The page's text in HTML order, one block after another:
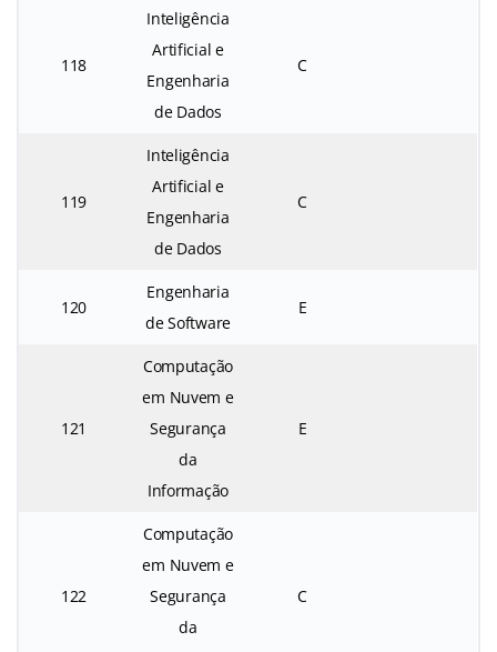
118
Inteligência
Artificial e
Engenharia
de Dados
C
119
Inteligência
Artificial e
Engenharia
de Dados
C
120
Engenharia
de Software
E
121
Computação
em Nuvem e
Segurança
da
Informação
E
122
Computação
em Nuvem e
Segurança
da
C